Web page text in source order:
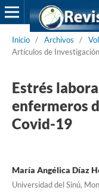
Inicio / Archivos /
Artículos de Investigación
Estrés
enfermeros
Covid-19
María Angélica Díaz
Universidad del Sinú,